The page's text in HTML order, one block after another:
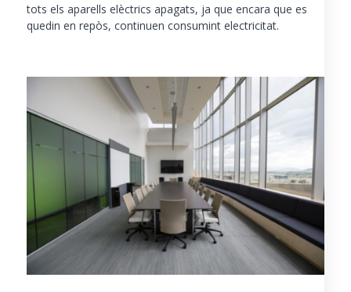
tots els aparells elèctrics apagats, ja que encara que es
quedin en repòs, continuen consumint electricitat.